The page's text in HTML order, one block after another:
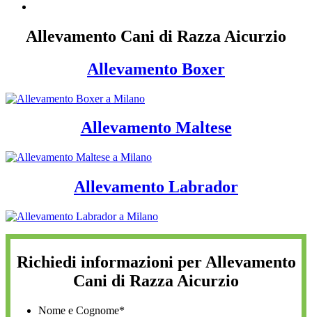
Allevamento Cani di Razza Aicurzio
Allevamento Boxer
Allevamento Maltese
Allevamento Labrador
Richiedi informazioni per Allevamento
Cani di Razza Aicurzio
Nome e Cognome*